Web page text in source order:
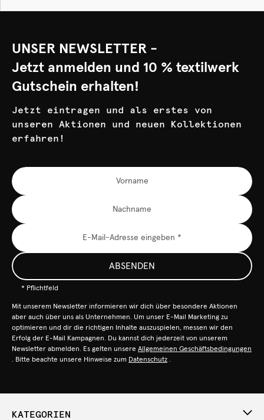
UNSER NEWSLETTER -
Jetzt anmelden und 10 % textilwerk
Gutschein erhalten!
Jetzt eintragen und als erstes von
unseren Aktionen und neuen Kollektionen
erfahren!
ABSENDEN
* Pflichtfeld
Mit unserem Newsletter informieren wir dich über besondere Aktionen
aber auch über uns als Unternehmen. Um unser E-Mail Marketing zu
optimieren und dir die richtigen Inhalte auszuspielen, messen wir den
Erfolg der E-Mail Kampagnen. Du kannst dich jederzeit von unserem
Newsletter abmelden. Es gelten unsere Allgemeinen Geschäftsbedingungen
. Bitte beachte unsere Hinweise zum Datenschutz .
KATEGORIEN